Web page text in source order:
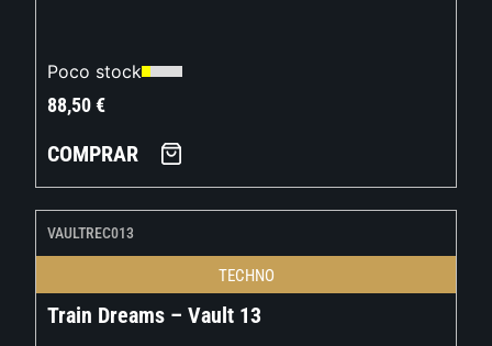
Poco stock
88,50€
COMPRAR
VAULTREC013
TECHNO
Train Dreams – Vault 13